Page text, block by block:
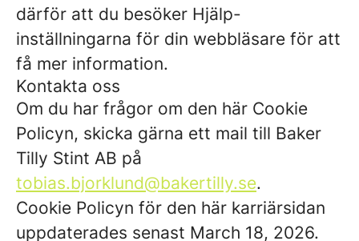
därför att du besöker Hjälp-
inställningarna för din webbläsare för att
få mer information.
Kontakta oss
Om du har frågor om den här Cookie
Policyn, skicka gärna ett mail till Baker
Tilly Stint AB på
tobias.bjorklund@bakertilly.se.
Cookie Policyn för den här karriärsidan
uppdaterades senast March 18, 2026.